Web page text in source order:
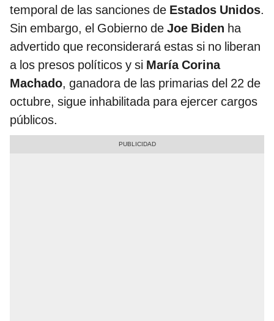
temporal de las sanciones de Estados Unidos.
Sin embargo, el Gobierno de Joe Biden ha
advertido que reconsiderará estas si no liberan
a los presos políticos y si María Corina
Machado, ganadora de las primarias del 22 de
octubre, sigue inhabilitada para ejercer cargos
públicos.